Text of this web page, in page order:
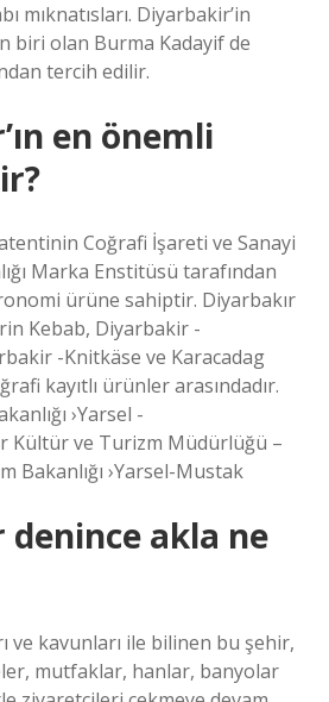
mıknatısları. Diyarbakir’in
biri olan Burma Kadayif de
tercih edilir.
en önemli
Coğrafi İşareti ve Sanayi
Marka Enstitüsü tarafından
ürüne sahiptir. Diyarbakır
Kebab, Diyarbakir -
-Knitkäse ve Karacadag
kayıtlı ürünler arasındadır.
›Yarsel -
Kültür ve Turizm Müdürlüğü –
Bakanlığı ›Yarsel-Mustak
denince akla ne
ve kavunları ile bilinen bu şehir,
mutfaklar, hanlar, banyolar